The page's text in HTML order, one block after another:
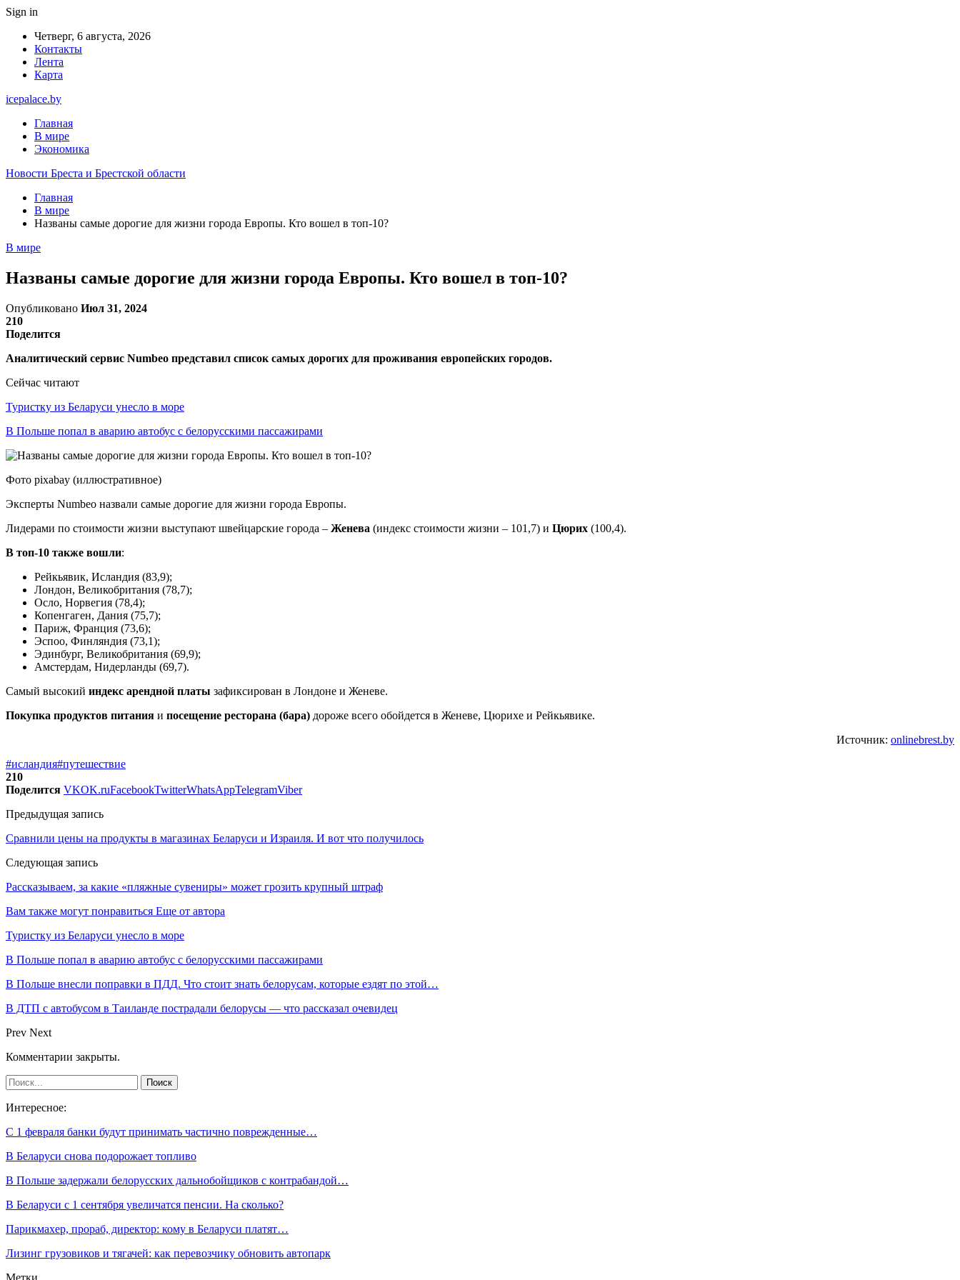
Sign in
Четверг, 6 августа, 2026
Контакты
Лента
Карта
icepalace.by
Главная
В мире
Экономика
Новости Бреста и Брестской области
Главная
В мире
Названы самые дорогие для жизни города Европы. Кто вошел в топ-10?
В мире
Названы самые дорогие для жизни города Европы. Кто вошел в топ-10?
Опубликовано Июл 31, 2024
210
Поделится
Аналитический сервис Numbeo представил список самых дорогих для проживания европейских городов.
Сейчас читают
Туристку из Беларуси унесло в море
В Польше попал в аварию автобус с белорусскими пассажирами
Фото pixabay (иллюстративное)
Эксперты Numbeo назвали самые дорогие для жизни города Европы.
Лидерами по стоимости жизни выступают швейцарские города – Женева (индекс стоимости жизни – 101,7) и Цюрих (100,4).
В топ-10 также вошли:
Рейкьявик, Исландия (83,9);
Лондон, Великобритания (78,7);
Осло, Норвегия (78,4);
Копенгаген, Дания (75,7);
Париж, Франция (73,6);
Эспоо, Финляндия (73,1);
Эдинбург, Великобритания (69,9);
Амстердам, Нидерланды (69,7).
Самый высокий индекс арендной платы зафиксирован в Лондоне и Женеве.
Покупка продуктов питания и посещение ресторана (бара) дороже всего обойдется в Женеве, Цюрихе и Рейкьявике.
Источник: onlinebrest.by
#исландия#путешествие
210
Поделится VKOK.ruFacebookTwitterWhatsAppTelegramViber
Предыдущая запись
Сравнили цены на продукты в магазинах Беларуси и Израиля. И вот что получилось
Следующая запись
Рассказываем, за какие «пляжные сувениры» может грозить крупный штраф
Вам также могут понравиться Еще от автора
Туристку из Беларуси унесло в море
В Польше попал в аварию автобус с белорусскими пассажирами
В Польше внесли поправки в ПДД. Что стоит знать белорусам, которые ездят по этой…
В ДТП с автобусом в Таиланде пострадали белорусы — что рассказал очевидец
Prev Next
Комментарии закрыты.
Интересное:
С 1 февраля банки будут принимать частично поврежденные…
В Беларуси снова подорожает топливо
В Польше задержали белорусских дальнобойщиков с контрабандой…
В Беларуси с 1 сентября увеличатся пенсии. На сколько?
Парикмахер, прораб, директор: кому в Беларуси платят…
Лизинг грузовиков и тягачей: как перевозчику обновить автопарк
Метки